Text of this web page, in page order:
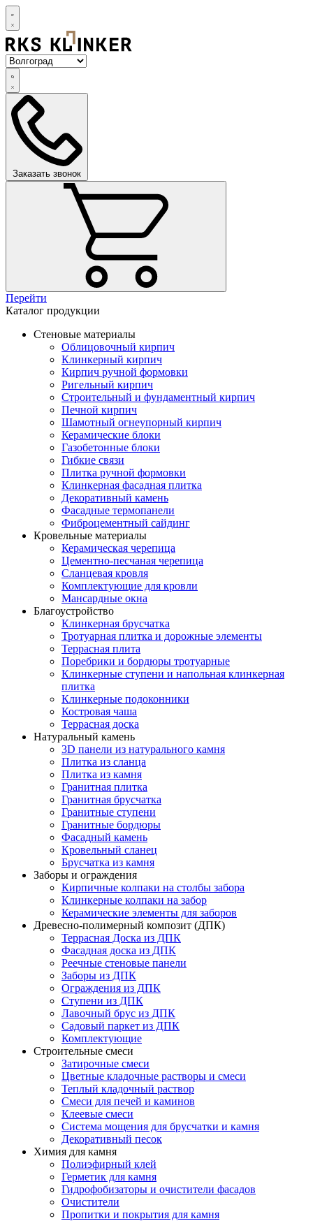
Заказать звонок
Перейти
Каталог продукции
Стеновые материалы
Облицовочный кирпич
Клинкерный кирпич
Кирпич ручной формовки
Ригельный кирпич
Строительный и фундаментный кирпич
Печной кирпич
Шамотный огнеупорный кирпич
Керамические блоки
Газобетонные блоки
Гибкие связи
Плитка ручной формовки
Клинкерная фасадная плитка
Декоративный камень
Фасадные термопанели
Фиброцементный сайдинг
Кровельные материалы
Керамическая черепица
Цементно-песчаная черепица
Сланцевая кровля
Комплектующие для кровли
Мансардные окна
Благоустройство
Клинкерная брусчатка
Тротуарная плитка и дорожные элементы
Террасная плита
Поребрики и бордюры тротуарные
Клинкерные ступени и напольная клинкерная
плитка
Клинкерные подоконники
Костровая чаша
Террасная доска
Натуральный камень
3D панели из натурального камня
Плитка из сланца
Плитка из камня
Гранитная плитка
Гранитная брусчатка
Гранитные ступени
Гранитные бордюры
Фасадный камень
Кровельный сланец
Брусчатка из камня
Заборы и ограждения
Кирпичные колпаки на столбы забора
Клинкерные колпаки на забор
Керамические элементы для заборов
Древесно-полимерный композит (ДПК)
Террасная Доска из ДПК
Фасадная доска из ДПК
Реечные стеновые панели
Заборы из ДПК
Ограждения из ДПК
Ступени из ДПК
Лавочный брус из ДПК
Садовый паркет из ДПК
Комплектующие
Строительные смеси
Затирочные смеси
Цветные кладочные растворы и смеси
Теплый кладочный раствор
Смеси для печей и каминов
Клеевые смеси
Система мощения для брусчатки и камня
Декоративный песок
Химия для камня
Полиэфирный клей
Герметик для камня
Гидрофобизаторы и очистители фасадов
Очистители
Пропитки и покрытия для камня